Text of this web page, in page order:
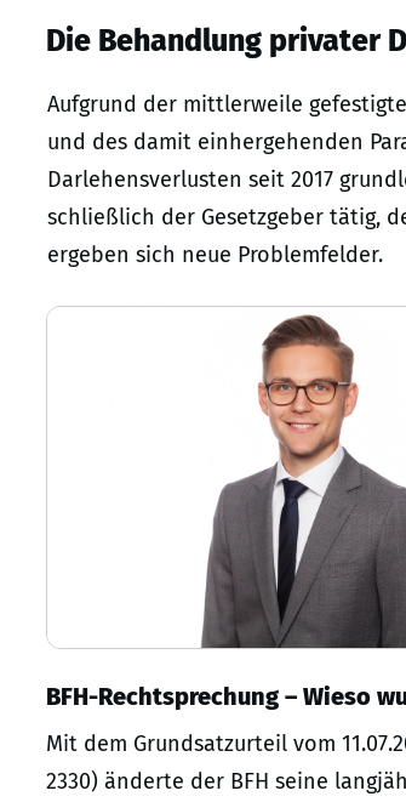
Die Behandlung privater
Aufgrund der mittlerweile
und des damit einhergehenden
Darlehensverlusten seit 2017
schließlich der Gesetzgeber tätig,
ergeben sich neue Problemfelder.
BFH-Rechtsprechung – Wieso
Mit dem Grundsatzurteil vom
2330) änderte der BFH seine